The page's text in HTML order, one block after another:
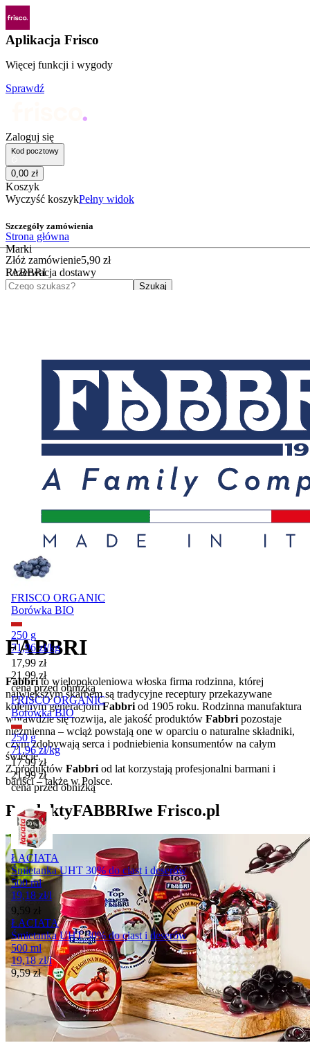
Aplikacja Frisco
Więcej funkcji i wygody
Sprawdź
Zaloguj się
Kod pocztowy
0,00 zł
Koszyk
Wyczyść koszykPełny widok
Szczegóły zamówienia
Złóż zamówienie5,90 zł
Rezerwacja dostawy
Czego szukasz?
Szukaj
Warzywa i owoceZ piekarni i cukierniNabiał, jaja, seryMięso i
Ryby i owoce morzaMrożoneSpiżarnia Dania
Słodycze, przekąski, bakalie
Kawa, herbata,
Boxy prezentowe NapojeDla malucha i
Kosmetyki i higiena osobista Domowe porządki
Dla
Akcesoria do domuArtykuły biurowe i szkolneZdrowie i
Produkty polecane
W tym tygodniu polecamy:
Promocja
FRISCO ORGANIC
Borówka BIO
250 g
71,96 zł/kg
Cena promocyjna
17,99 zł
21,99 zł
cena przed obniżką
FRISCO ORGANIC
Borówka BIO
250 g
71,96 zł/kg
Cena promocyjna
17,99 zł
21,99 zł
cena przed obniżką
ŁACIATA
Śmietanka UHT 30% do ciast i deserów
500 ml
19,18 zł/l
Cena
9,59 zł
ŁACIATA
Śmietanka UHT 30% do ciast i deserów
500 ml
19,18 zł/l
Cena
9,59 zł
Przydatny do29-11-2026
Strona główna
Marki
FABBRI
FABBRI
Fabbrito wielopokoleniowa włoska firma rodzinna, której
największym skarbem są tradycyjne receptury przekazywane
kolejnym generacjomFabbri od 1905 roku. Rodzinna manufaktura
wprawdzie się rozwija, ale jakość produktów Fabbri pozostaje
niezmienna – wciąż powstają one w oparciu o naturalne składniki,
czym zdobywają serca i podniebienia konsumentów na całym
świecie.
Z produktów Fabbri od lat korzystają profesjonalni barmani i
bariści – także w Polsce.
ProduktyFABBRIwe Frisco.pl